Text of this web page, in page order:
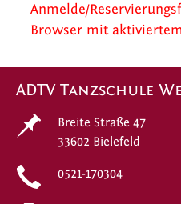
Anmelde/
Browser mit
ADTV Tanzschule
Breite Straße 47
33602 Bielefeld
0521-170304